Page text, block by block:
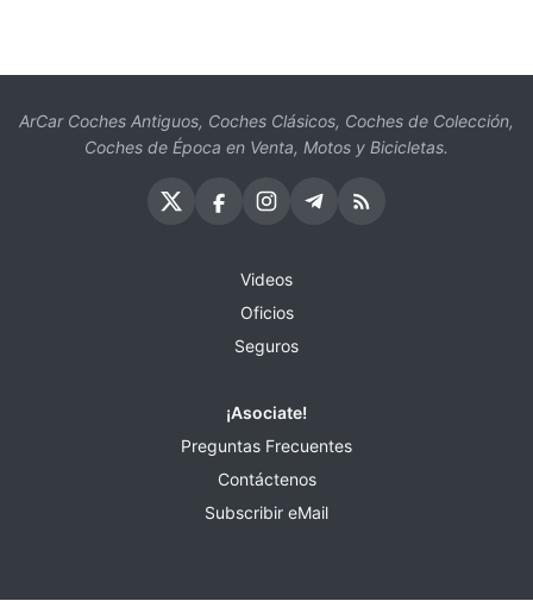
ArCar Coches Antiguos, Coches Clásicos, Coches de Colección,
Coches de Época en Venta, Motos y Bicicletas.
Videos
Oficios
Seguros
¡Asociate!
Preguntas Frecuentes
Contáctenos
Subscribir eMail